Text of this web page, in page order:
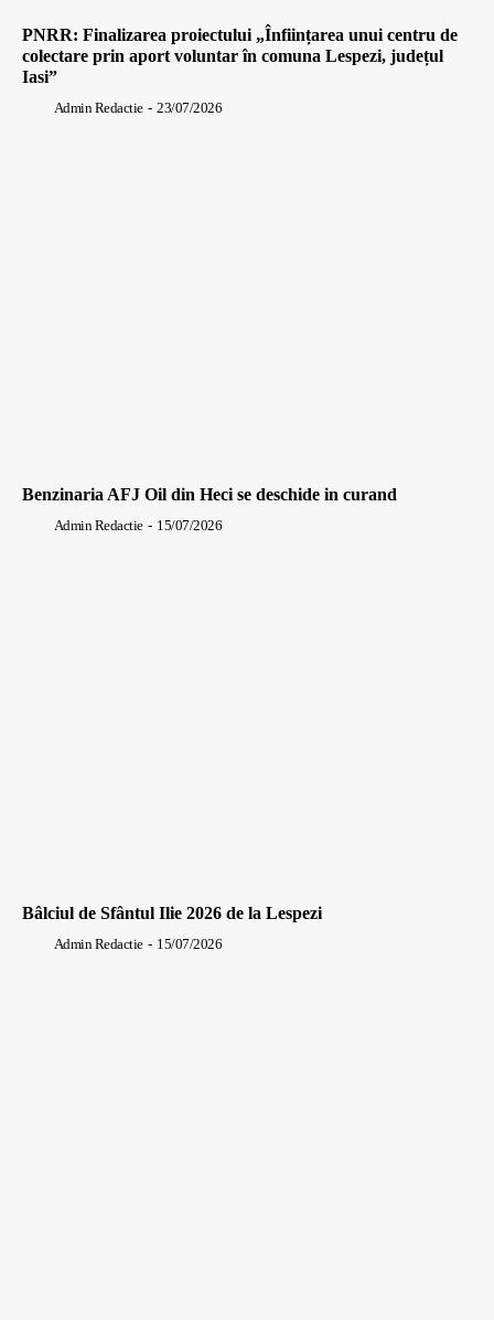
PNRR: Finalizarea proiectului „Înființarea unui centru de
colectare prin aport voluntar în comuna Lespezi, județul
Iasi”
Admin Redactie - 23/07/2026
Benzinaria AFJ Oil din Heci se deschide in curand
Admin Redactie - 15/07/2026
Bâlciul de Sfântul Ilie 2026 de la Lespezi
Admin Redactie - 15/07/2026